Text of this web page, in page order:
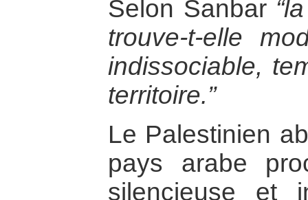
Selon Sanbar
trouve-t-elle
indissociable,
territoire.”
Le Palestinien
pays arabe
silencieuse et